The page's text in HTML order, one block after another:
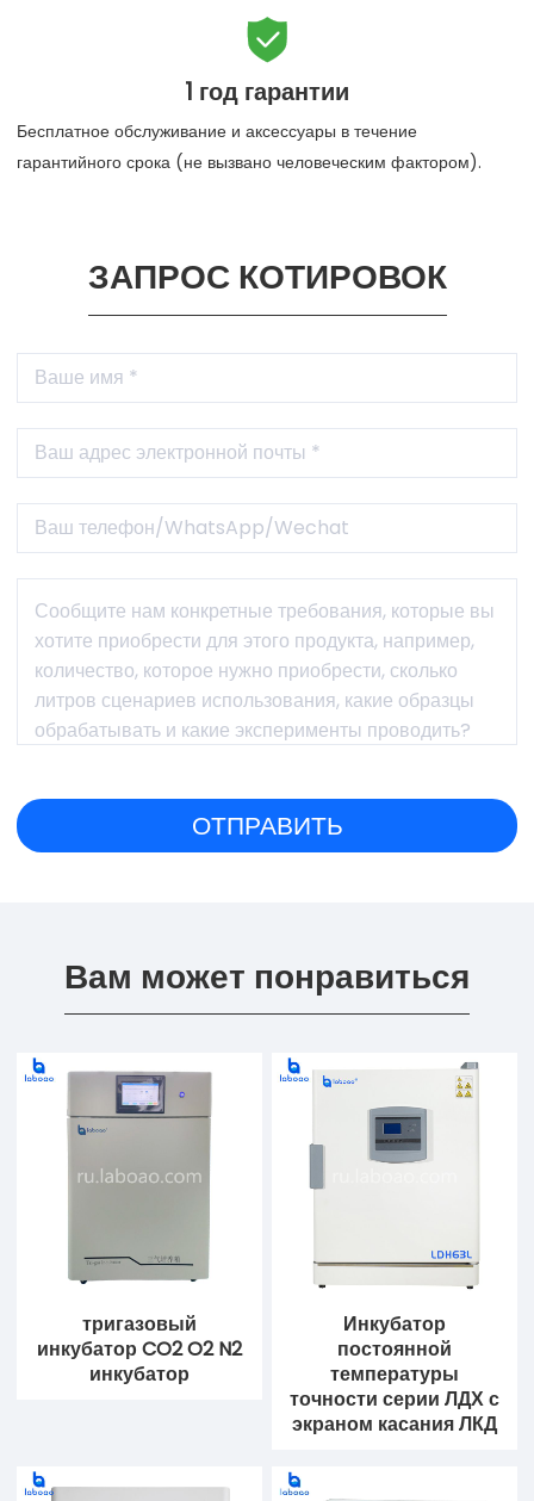

1 год гарантии
Бесплатное обслуживание и аксессуары в течение
гарантийного срока (не вызвано человеческим фактором).
ЗАПРОС КОТИРОВОК
Вам может понравиться
тригазовый
инкубатор CO2 O2 N2
инкубатор
Инкубатор
постоянной
температуры
точности серии ЛДХ с
экраном касания ЛКД